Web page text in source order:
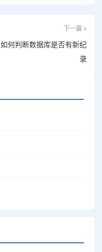
下一篇 »
如何判断数据库是否有新纪
录